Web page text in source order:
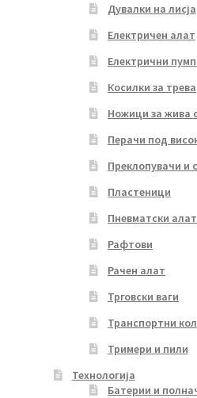
Дувалки на лисја
Електричен алат
Електрични
Косилки за трева
Ножици за жива
Перачи под
Преклопувачи и
Пластеници
Пневматски алат
Рафтови
Рачен алат
Трговски ваги
Транспортни
Тримери и пили
Технологија
Батерии и